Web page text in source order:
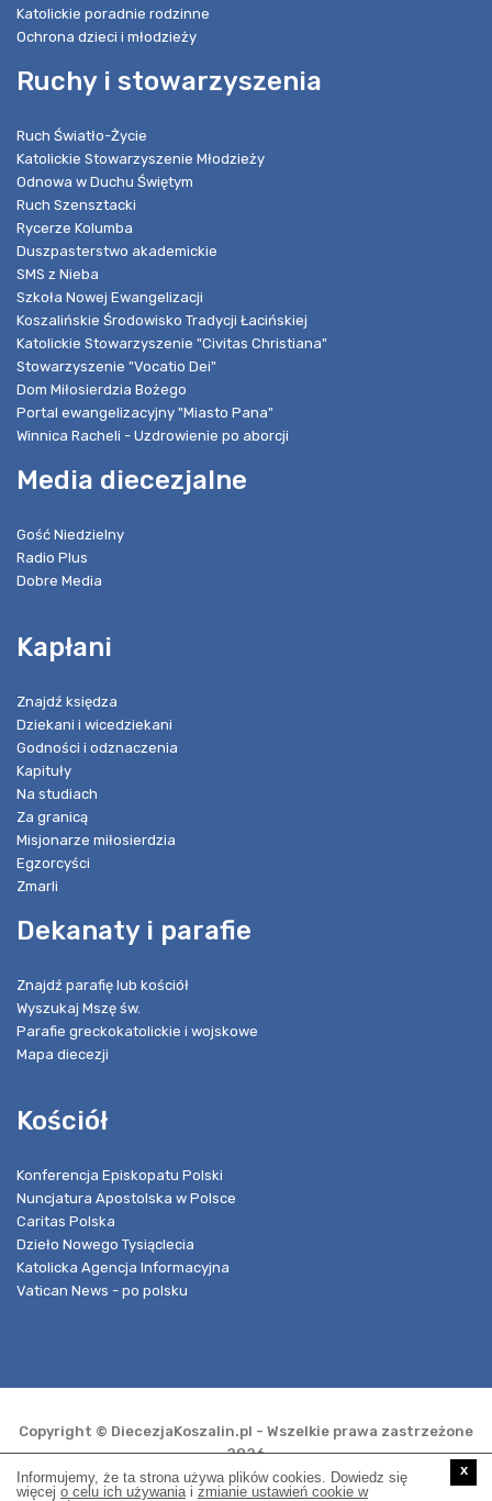
Katolickie poradnie rodzinne
Ochrona dzieci i młodzieży
Ruchy i stowarzyszenia
Ruch Światło-Życie
Katolickie Stowarzyszenie Młodzieży
Odnowa w Duchu Świętym
Ruch Szensztacki
Rycerze Kolumba
Duszpasterstwo akademickie
SMS z Nieba
Szkoła Nowej Ewangelizacji
Koszalińskie Środowisko Tradycji Łacińskiej
Katolickie Stowarzyszenie "Civitas Christiana"
Stowarzyszenie "Vocatio Dei"
Dom Miłosierdzia Bożego
Portal ewangelizacyjny "Miasto Pana"
Winnica Racheli - Uzdrowienie po aborcji
Media diecezjalne
Gość Niedzielny
Radio Plus
Dobre Media
Kapłani
Znajdź księdza
Dziekani i wicedziekani
Godności i odznaczenia
Kapituły
Na studiach
Za granicą
Misjonarze miłosierdzia
Egzorcyści
Zmarli
Dekanaty i parafie
Znajdź parafię lub kościół
Wyszukaj Mszę św.
Parafie greckokatolickie i wojskowe
Mapa diecezji
Kościół
Konferencja Episkopatu Polski
Nuncjatura Apostolska w Polsce
Caritas Polska
Dzieło Nowego Tysiąclecia
Katolicka Agencja Informacyjna
Vatican News - po polsku
Copyright © DiecezjaKoszalin.pl - Wszelkie prawa zastrzeżone
2026
Informujemy, że ta strona używa plików cookies. Dowiedz się
więcej o celu ich używaniai zmianie ustawień cookie w
x